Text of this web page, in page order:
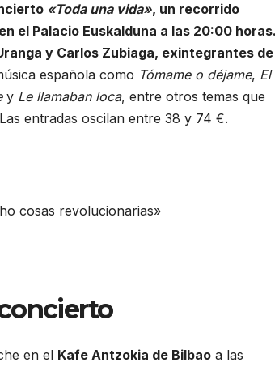
«Toda una vida», un recorrido
el Palacio Euskalduna a las 20:00
y Carlos Zubiaga, exintegrantes de
española como Tómame o déjame, El
y Le llamaban loca, entre otros temas que
entradas oscilan entre 38 y 74 €.
en el Kafe Antzokia de Bilbao a las